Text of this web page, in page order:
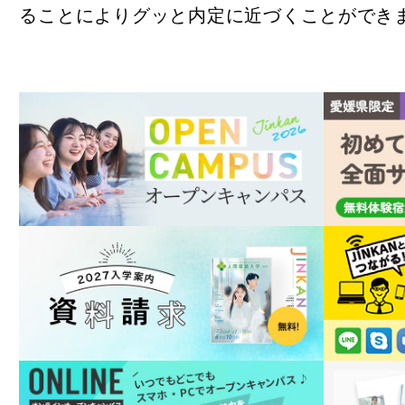
ることによりグッと内定に近づくことができ